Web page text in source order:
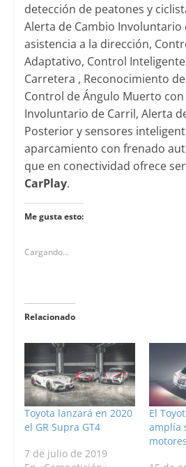
detección de peatones y
Alerta de Cambio Involuntario
asistencia a la dirección,
Adaptativo, Control
Carretera , Reconocimiento
Control de Ángulo Muerto
Involuntario de Carril, Alerta
Posterior y sensores
aparcamiento con frenado
que en conectividad ofrece
CarPlay.
Me gusta esto:
Cargando...
Relacionado
Toyota lanzará en 2020
el GR Supra GT4
7 de julio de 2019
El
amplía
motores